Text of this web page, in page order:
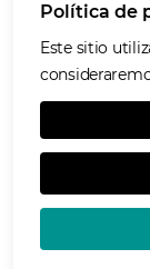
Cookies
Accesibilidad
Políticas
Política de
Este sitio